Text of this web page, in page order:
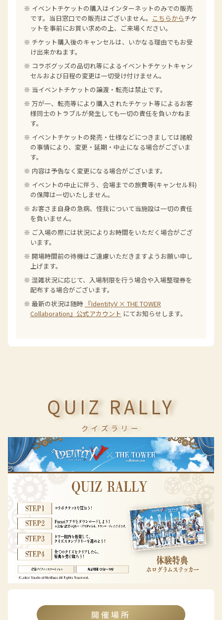
※ イベントチケットの購入はインターネットのみでの販売
です。当日窓口での販売はございません。 こちらからチケ
ットを事前にお買い求めの上、ご来場ください。
※ チケット購入後のキャンセルは、いかなる理由でもお受
け出来かねます。
※ コラボグッズの品切れ等によるイベントチケットキャン
セルおよび日程の変更は一切受け付けません。
※ 当イベントチケットの譲渡・転売は禁止です。
※ 万が一、転売等により購入されたチケット等によるお客
様同士のトラブルが発生しても一切の責任を負いかねま
す。
※ イベントチケットの発売・仕様などにつきましては諸般
の事情により、変更・延期・中⽌になる場合がございま
す。
※ 内容は予告なく変更になる場合がございます。
※ イベントの中止に伴う、会場までの旅費等(キャンセル料)
の保障は一切いたしません。
※ お客さま自身の急病、怪我について当施設は一切の責任
を負いません。
※ ご入場の際には状況によりお時間をいただく場合がござ
います。
※ 開場時間前の待機はご遠慮いただきますようお願い申し
上げます。
※ 混雑状況に応じて、入場制限を行う場合や入場整理券を
配布する場合がございます。
※ 最新の状況は随時 『IdentityV × THE TOWER
Collaboration』公式アカウント にてお知らせします。
QUIZ RALLY
クイズラリー
開催場所